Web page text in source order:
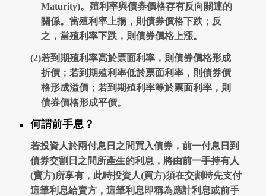
Maturity)。殖利率與債券價格存有反向關連的
關係。當殖利率上揚，則債券價格下跌；反
之，當殖利率下跌，則債券價格上漲。
(2)若到期殖利率高於票面利率，則債券價格形成
折價；若到期殖利率低於票面利率，則債券價
格形成溢價；若到期殖利率等於票面利率，則
債券價格形成平價。
何謂前手息？
若投資人於兩付息日之間買入債券，前一付息日到
債券交割日之間所產生的利息，將由前一手持有人
(賣方)所享有，此時投資人(買方)須在交割時先支付
這筆利息給賣方，這筆利息即稱為應計利息或前手